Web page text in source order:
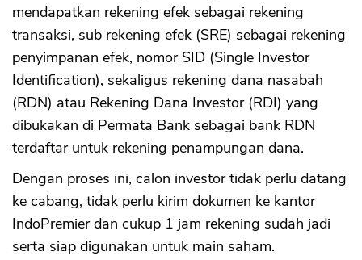
mendapatkan rekening efek sebagai rekening
transaksi, sub rekening efek (SRE) sebagai rekening
penyimpanan efek, nomor SID (Single Investor
Identification), sekaligus rekening dana nasabah
(RDN) atau Rekening Dana Investor (RDI) yang
dibukakan di Permata Bank sebagai bank RDN
terdaftar untuk rekening penampungan dana.
Dengan proses ini, calon investor tidak perlu datang
ke cabang, tidak perlu kirim dokumen ke kantor
IndoPremier dan cukup 1 jam rekening sudah jadi
serta siap digunakan untuk main saham.